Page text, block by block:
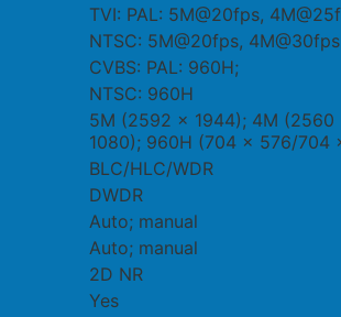
TVI: PAL: 5M@20fps,
NTSC: 5M@20fps, 4M@30fps
CVBS: PAL: 960H;
NTSC: 960H
5M (2592 × 1944); 4M (2560
1080); 960H (704 × 576/704
BLC/HLC/WDR
DWDR
Auto; manual
Auto; manual
2D NR
Yes